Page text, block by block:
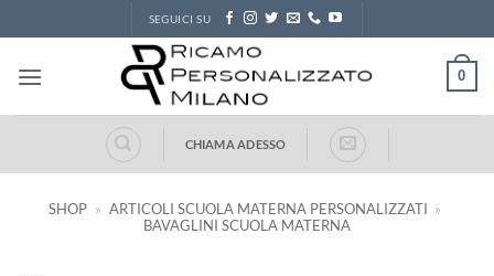
ai
contenuti
SEGUICI SU
0
CHIAMA ADESSO
SHOP » ARTICOLI SCUOLA MATERNA PERSONALIZZATI »
BAVAGLINI SCUOLA MATERNA